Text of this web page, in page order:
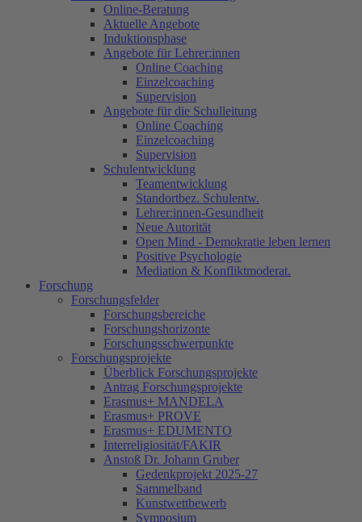
Online-Beratung
Aktuelle Angebote
Induktionsphase
Angebote für Lehrer:innen
Online Coaching
Einzelcoaching
Supervision
Angebote für die Schulleitung
Online Coaching
Einzelcoaching
Supervision
Schulentwicklung
Teamentwicklung
Standortbez. Schulentw.
Lehrer:innen-Gesundheit
Neue Autorität
Open Mind - Demokratie leben lernen
Positive Psychologie
Mediation & Konfliktmoderat.
Forschung
Forschungsfelder
Forschungsbereiche
Forschungshorizonte
Forschungsschwerpunkte
Forschungsprojekte
Überblick Forschungsprojekte
Antrag Forschungsprojekte
Erasmus+ MANDELA
Erasmus+ PROVE
Erasmus+ EDUMENTO
Interreligiosität/FAKIR
Anstoß Dr. Johann Gruber
Gedenkprojekt 2025-27
Sammelband
Kunstwettbewerb
Symposium